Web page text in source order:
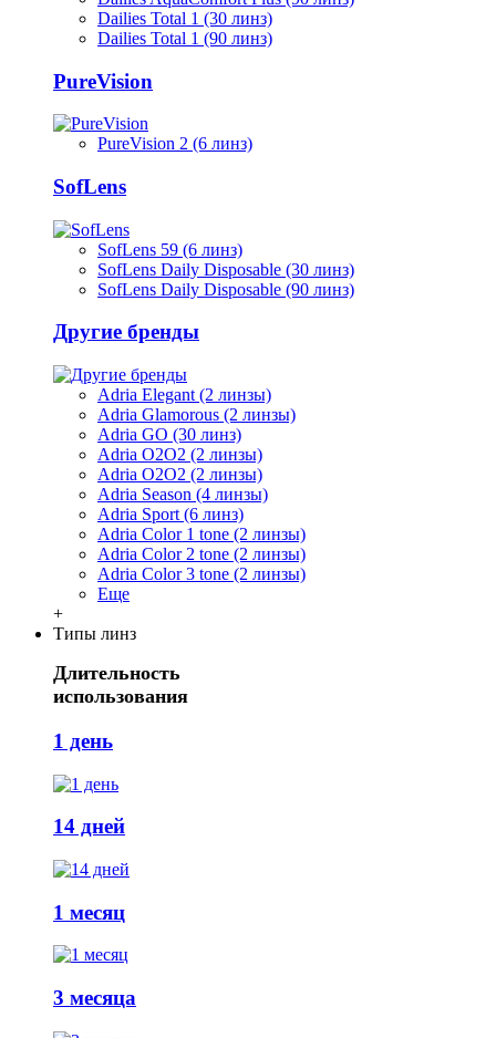
Dailies Total 1 (30 линз)
Dailies Total 1 (90 линз)
PureVision
PureVision 2 (6 линз)
SofLens
SofLens 59 (6 линз)
SofLens Daily Disposable (30 линз)
SofLens Daily Disposable (90 линз)
Другие бренды
Adria Elegant (2 линзы)
Adria Glamorous (2 линзы)
Adria GO (30 линз)
Adria O2O2 (2 линзы)
Adria O2O2 (2 линзы)
Adria Season (4 линзы)
Adria Sport (6 линз)
Adria Сolor 1 tone (2 линзы)
Adria Сolor 2 tone (2 линзы)
Adria Сolor 3 tone (2 линзы)
Еще
+
Типы линз
Длительность
использования
1 день
14 дней
1 месяц
3 месяца